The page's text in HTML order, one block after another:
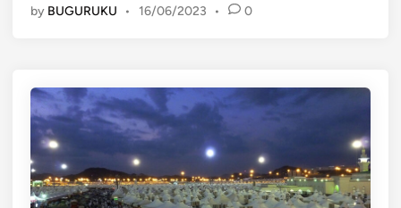
by BUGURUKU • 16/06/2023 • 0